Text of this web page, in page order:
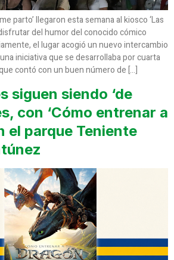
parto’ llegaron esta semana al kiosco ‘Las
del humor del conocido cómico
el lugar acogió un nuevo intercambio
iniciativa que se desarrollaba por cuarta
contó con un buen número de […]
siguen siendo ‘de
con ‘Cómo entrenar a
el parque Teniente